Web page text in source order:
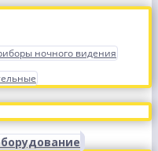
ночного видения